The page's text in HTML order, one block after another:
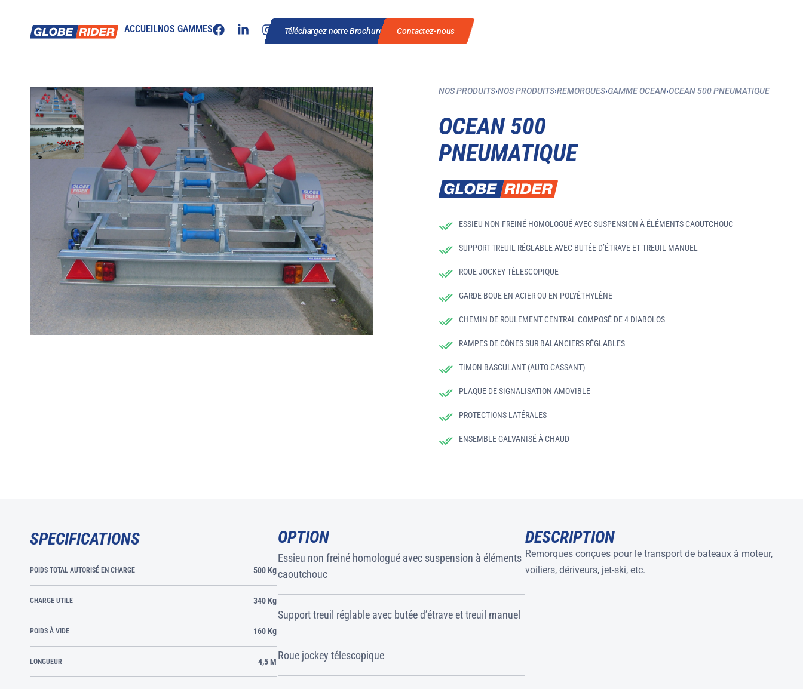
ACCUEILNOS GAMMES Téléchargez notre Brochure Contactez-nous
NOS PRODUITS›NOS PRODUITS›REMORQUES›GAMME OCEAN›OCEAN 500 PNEUMATIQUE
OCEAN 500
PNEUMATIQUE
ESSIEU NON FREINÉ HOMOLOGUÉ AVEC SUSPENSION À ÉLÉMENTS CAOUTCHOUC
SUPPORT TREUIL RÉGLABLE AVEC BUTÉE D’ÉTRAVE ET TREUIL MANUEL
ROUE JOCKEY TÉLESCOPIQUE
GARDE-BOUE EN ACIER OU EN POLYÉTHYLÈNE
CHEMIN DE ROULEMENT CENTRAL COMPOSÉ DE 4 DIABOLOS
RAMPES DE CÔNES SUR BALANCIERS RÉGLABLES
TIMON BASCULANT (AUTO CASSANT)
PLAQUE DE SIGNALISATION AMOVIBLE
PROTECTIONS LATÉRALES
ENSEMBLE GALVANISÉ À CHAUD
SPECIFICATIONS
POIDS TOTAL AUTORISÉ EN CHARGE 500 Kg
CHARGE UTILE 340 Kg
POIDS À VIDE 160 Kg
LONGUEUR 4,5 M
OPTION
Essieu non freiné homologué avec suspension à éléments
caoutchouc
Support treuil réglable avec butée d’étrave et treuil manuel
Roue jockey télescopique
DESCRIPTION
Remorques conçues pour le transport de bateaux à moteur,
voiliers, dériveurs, jet-ski, etc.